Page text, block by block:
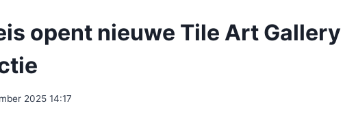
opent nieuwe Tile Art
2025 14:17